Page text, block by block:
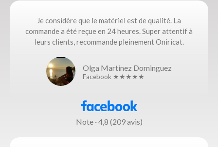
Je considère que le matériel est de qualité. La
commande a été reçue en 24 heures. Super attentif à
leurs clients, recommande pleinement Oniricat.
Olga Martinez Dominguez
Facebook ★★★★★
Note · 4,8 (209 avis)